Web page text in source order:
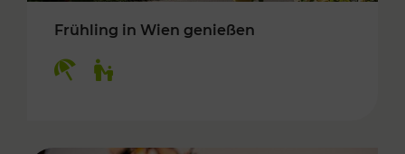
Frühling in Wien genießen